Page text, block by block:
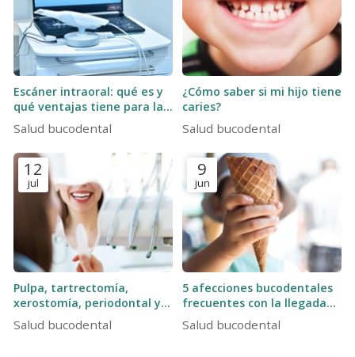
Escáner intraoral: qué es y
qué ventajas tiene para la
salud bucodental
Salud bucodental
¿Cómo saber si mi hijo tiene
caries?
Salud bucodental
12
jul
Pulpa, tartrectomía,
xerostomía, periodontal y
ortopantomografía: 5
conceptos odontológicos
Salud bucodental
9
jun
5 afecciones bucodentales
frecuentes con la llegada
del buen tiempo
Salud bucodental